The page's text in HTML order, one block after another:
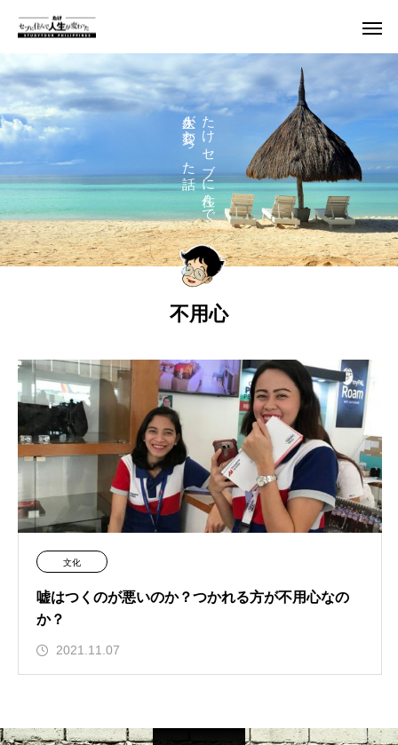
たけ セブに住んで
人生が変わった話
不用心
文化
嘘はつくのが悪いのか？つかれる方が不用心なの
か？
2021.11.07